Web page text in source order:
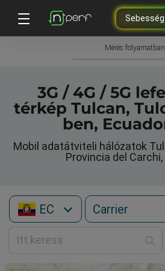
Mérés folyamatban
3G / 4G / 5G
térkép Tulcan,
ben,
Mobil adatátviteli hálózatok
Provincia del
EC